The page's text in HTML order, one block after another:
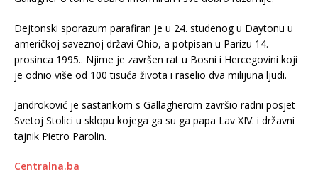
Dejtonski sporazum parafiran je u 24. studenog u Daytonu u
američkoj saveznoj državi Ohio, a potpisan u Parizu 14.
prosinca 1995.. Njime je završen rat u Bosni i Hercegovini koji
je odnio više od 100 tisuća života i raselio dva milijuna ljudi.
Jandroković je sastankom s Gallagherom završio radni posjet
Svetoj Stolici u sklopu kojega ga su ga papa Lav XIV. i državni
tajnik Pietro Parolin.
Centralna.ba